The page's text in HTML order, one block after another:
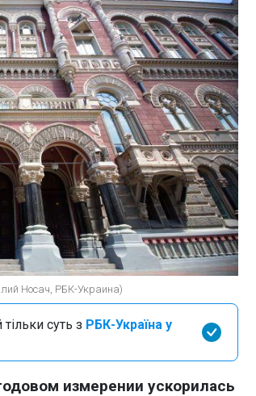
Носач, РБК-Украина)
суть з РБК-Україна у
измерении ускорилась